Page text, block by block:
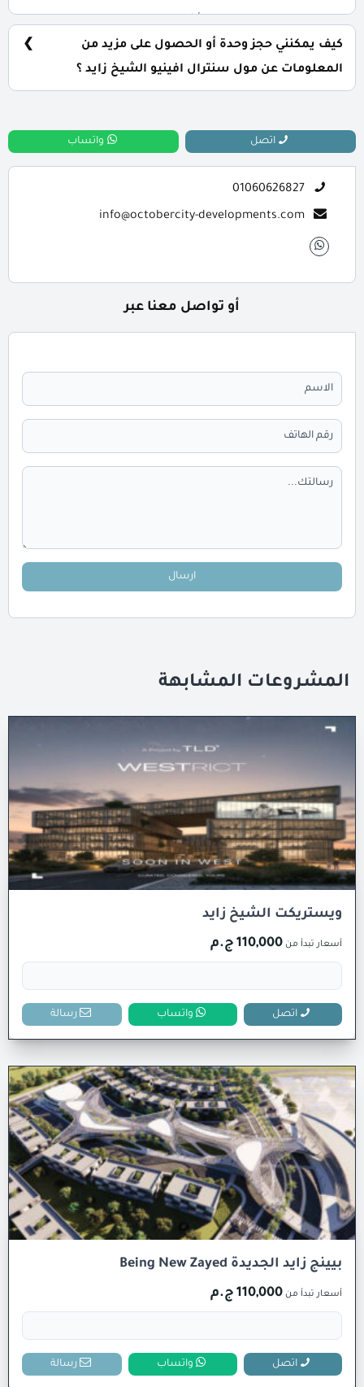
كيف يمكنني حجز وحدة أو الحصول على مزيد من
المعلومات عن مول سنترال افينيو الشيخ زايد ؟
اتصل واتساب
01060626827
info@octobercity-developments.com
أو تواصل معنا عبر
ارسال
المشروعات المشابهة
ويستريكت الشيخ زايد
أسعار تبدأ من 110,000 ج.م
اتصل واتساب رسالة
بيينج زايد الجديدة Being New Zayed
أسعار تبدأ من 110,000 ج.م
اتصل واتساب رسالة